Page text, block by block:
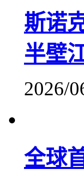
斯诺
半壁
2026/
全球